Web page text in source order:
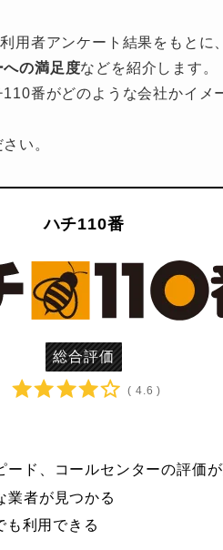
用者アンケート結果をもとに
への満足度などを紹介します。
番がどのような会社かイメ
い。
ハチ110番
総合評価
( 4.6 )
ード、コールセンターの評価
業者が見つかる
も利用できる